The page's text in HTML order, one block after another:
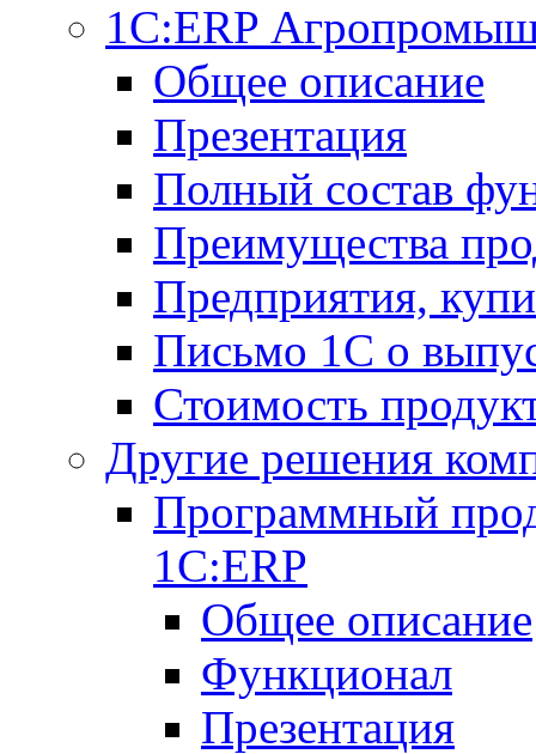
1С:ERP
Общее описание
Презентация
Полный состав
Преимущества
Предприятия,
Письмо 1С о
Стоимость
Другие решения
Программный
1С:ERP
Общее описание
Функционал
Презентация